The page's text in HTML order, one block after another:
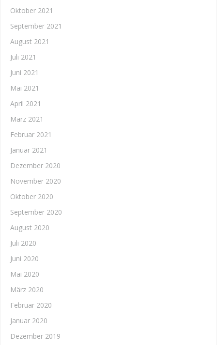
Oktober 2021
September 2021
August 2021
Juli 2021
Juni 2021
Mai 2021
April 2021
März 2021
Februar 2021
Januar 2021
Dezember 2020
November 2020
Oktober 2020
September 2020
August 2020
Juli 2020
Juni 2020
Mai 2020
März 2020
Februar 2020
Januar 2020
Dezember 2019